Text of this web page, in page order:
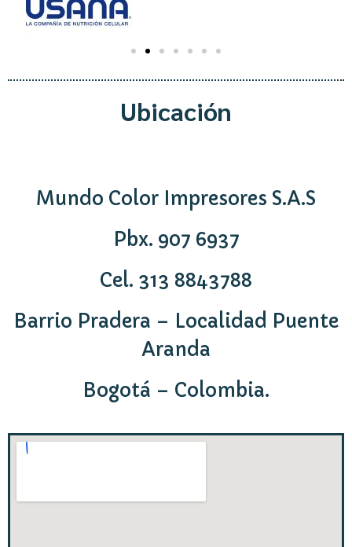
Ubicación
Mundo Color Impresores S.A.S
Pbx. 907 6937
Cel. 313 8843788
Barrio Pradera – Localidad Puente
Aranda
Bogotá – Colombia.